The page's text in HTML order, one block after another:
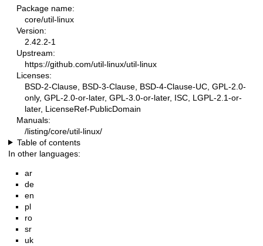
Package name:
core/util-linux
Version:
2.42.2-1
Upstream:
https://github.com/util-linux/util-linux
Licenses:
BSD-2-Clause, BSD-3-Clause, BSD-4-Clause-UC, GPL-2.0-
only, GPL-2.0-or-later, GPL-3.0-or-later, ISC, LGPL-2.1-or-
later, LicenseRef-PublicDomain
Manuals:
/listing/core/util-linux/
Table of contents
In other languages:
ar
de
en
pl
ro
sr
uk